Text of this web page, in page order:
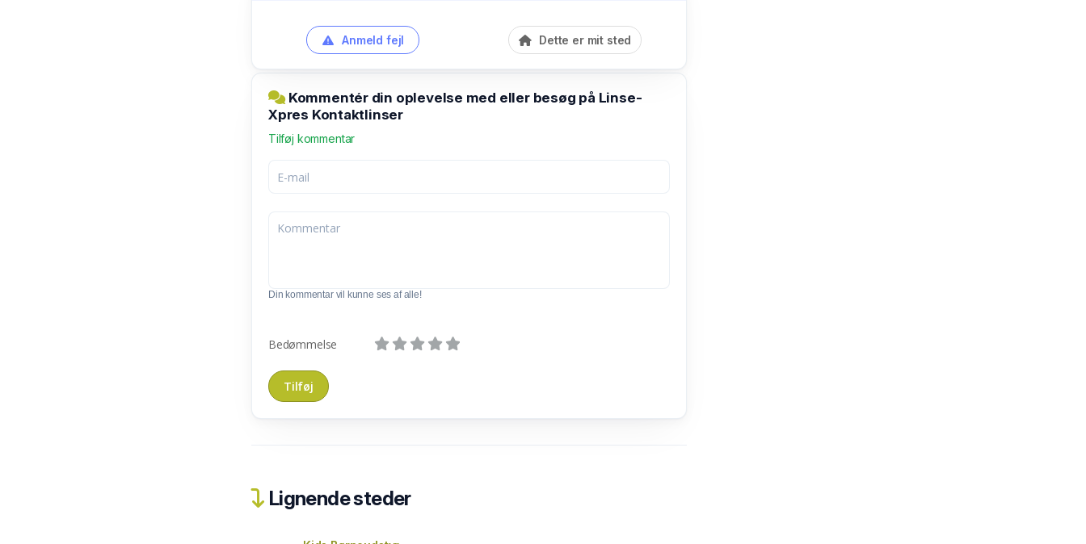
Anmeld fejl Dette er mit sted
Kommentér din oplevelse med eller besøg på Linse-
Xpres Kontaktlinser
Tilføj kommentar
Din kommentar vil kunne ses af alle!
Bedømmelse
Lignende steder